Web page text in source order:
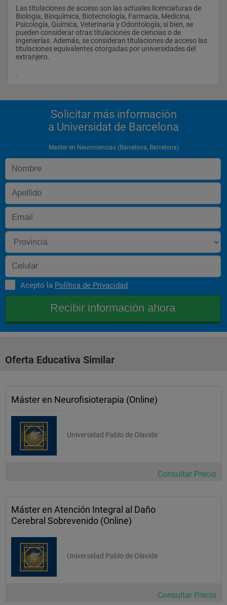
- Principales hipótesis para explicar la aparición de las
enfermedades neurodegenerativas.
- Los procesos celulares y orgánicos que se producen en las
enfermedades psiquiátricas como la esquizofrenia y la
depresión.
enfermedades neurológicas y las enfermedades psiquiátricas.
- Nuevas terapias experimentales: terapia génica y terapia
Neurociencia cognitiva y del comportamiento
Tiene que demostrar conocer:
- Los paradigmas de activación cerebral.
- Las características neuropsicológicas de las demencias y
especialmente de aquéllas que se derivan de enfermedades
neurodegenerativas.
- Vías de integración de la información: percepción visual y
auditiva.
- Modelos de organización del lenguaje y sus patologías.
- Habilidad para analizar e interpretar las neuroimágenes.
Metodología
Tiene que demostrar comprender los fundamentos y estar
reconocimiento y medida de calcio intracelular.
- Conocer los fundamentos físicos de las técnicas de
neuroimagen, sus limitaciones y sus ventajas.
Además, tiene que estar capacitado para:
- Utilizar animales de experimentación y diseñar modelos
- Utilizar el análisis estadístico.
Investigación
Tiene que demostrar:
- Comprender el valor y las limitaciones del método científico.
- Estar capacitado para actuar de acuerdo con la metodología
Las titulaciones de acceso son las actuales licenciaturas de
Biología, Bioquímica, Biotecnología, Farmacia, Medicina,
Psicología, Química, Veterinaria y Odontología; si bien, se
pueden considerar otras titulaciones de ciencias o de
ingenierías. Además, se consideran titulaciones de acceso las
titulaciones equivalentes otorgadas por universidades del
extranjero.
.
Solicitar más información
a Universidat de Barcelona
Master en Neurociencias (Barcelona, Barcelona)
Acepto la Política de Privacidad
Oferta Educativa Similar
Máster en Neurofisioterapia (Online)
Universidad Pablo de Olavide
Consultar Precio
Máster en Atención Integral al Daño
Cerebral Sobrevenido (Online)
Universidad Pablo de Olavide
Consultar Precio